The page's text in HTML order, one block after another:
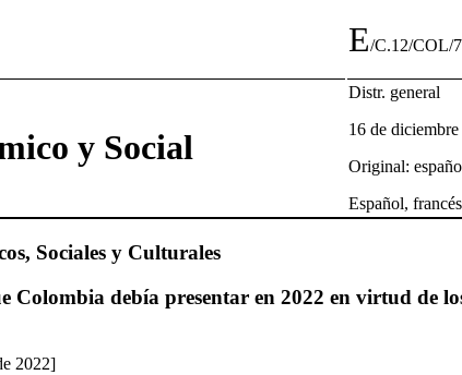
E/C.12/COL/7
y Social
Distr. general
16 de
Original:
Español,
Sociales y Culturales
Colombia debía presentar en 2022 en virtud de
2022]